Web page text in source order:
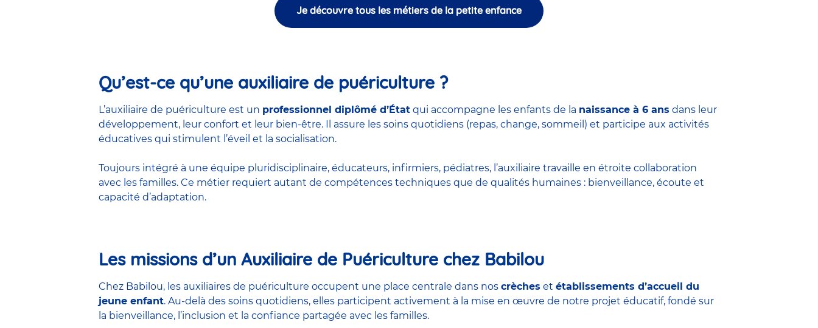
Je découvre tous les métiers de la petite enfance
Qu’est-ce qu’une auxiliaire de puériculture ?
L’auxiliaire de puériculture est un professionnel diplômé d’État qui accompagne les enfants de la naissance à 6 ans dans leur
développement, leur confort et leur bien-être. Il assure les soins quotidiens (repas, change, sommeil) et participe aux activités
éducatives qui stimulent l’éveil et la socialisation.
Toujours intégré à une équipe pluridisciplinaire, éducateurs, infirmiers, pédiatres, l’auxiliaire travaille en étroite collaboration
avec les familles. Ce métier requiert autant de compétences techniques que de qualités humaines : bienveillance, écoute et
capacité d’adaptation.
Les missions d’un Auxiliaire de Puériculture chez Babilou
Chez Babilou, les auxiliaires de puériculture occupent une place centrale dans nos crèches et établissements d’accueil du
jeune enfant. Au-delà des soins quotidiens, elles participent activement à la mise en œuvre de notre projet éducatif, fondé sur
la bienveillance, l’inclusion et la confiance partagée avec les familles.